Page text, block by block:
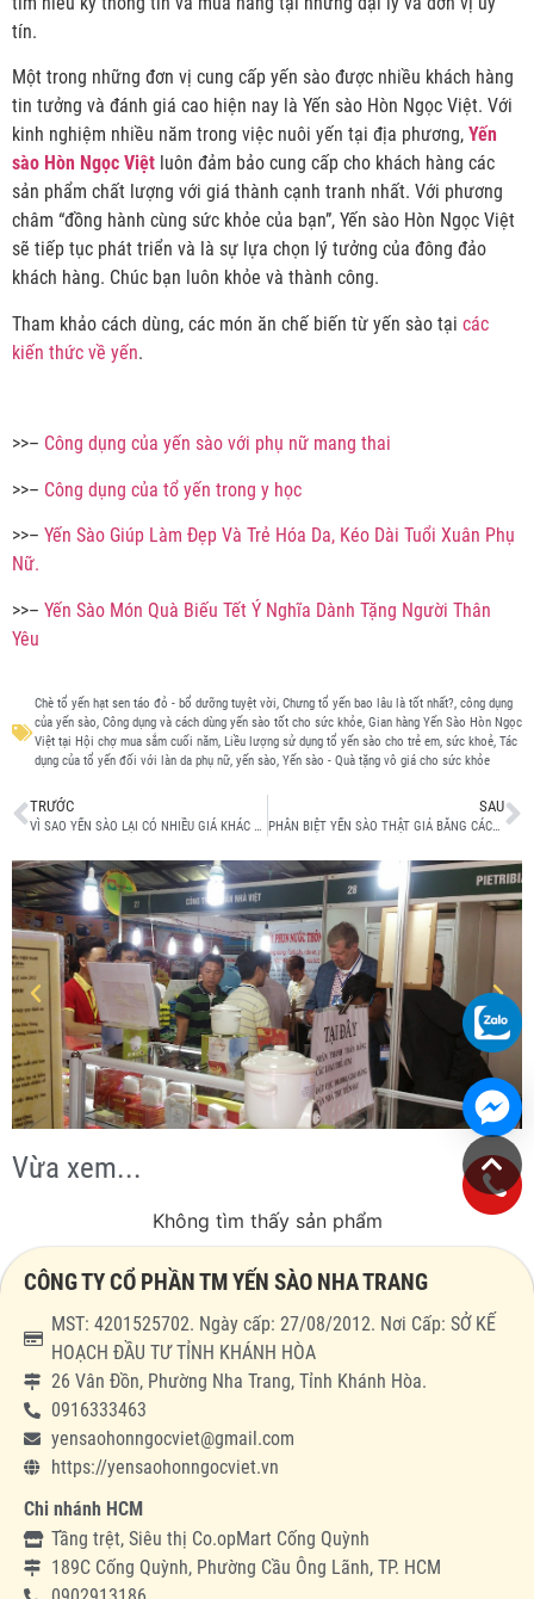
tín.
Một trong những đơn vị cung cấp yến sào được nhiều khách hàng
tin tưởng và đánh giá cao hiện nay là Yến sào Hòn Ngọc Việt. Với
kinh nghiệm nhiều năm trong việc nuôi yến tại địa phương, Yến
sào Hòn Ngọc Việt luôn đảm bảo cung cấp cho khách hàng các
sản phẩm chất lượng với giá thành cạnh tranh nhất. Với phương
châm “đồng hành cùng sức khỏe của bạn”, Yến sào Hòn Ngọc Việt
sẽ tiếp tục phát triển và là sự lựa chọn lý tưởng của đông đảo
khách hàng. Chúc bạn luôn khỏe và thành công.
Tham khảo cách dùng, các món ăn chế biến từ yến sào tại các
kiến thức về yến.
>>– Công dụng của yến sào với phụ nữ mang thai
>>– Công dụng của tổ yến trong y học
>>– Yến Sào Giúp Làm Đẹp Và Trẻ Hóa Da, Kéo Dài Tuổi Xuân Phụ
Nữ.
>>– Yến Sào Món Quà Biếu Tết Ý Nghĩa Dành Tặng Người Thân
Yêu
Chè tổ yến hạt sen táo đỏ - bổ dưỡng tuyệt vời, Chưng tổ yến bao lâu là tốt nhất?, công dụng
của yến sào, Công dụng và cách dùng yến sào tốt cho sức khỏe, Gian hàng Yến Sào Hòn Ngọc
Việt tại Hội chợ mua sắm cuối năm, Liều lượng sử dụng tổ yến sào cho trẻ em, sức khoẻ, Tác
dụng của tổ yến đối với làn da phụ nữ, yến sào, Yến sào - Quà tặng vô giá cho sức khỏe
TRƯỚC
VÌ SAO YẾN SÀO LẠI CÓ NHIỀU GIÁ KHÁC NHAU?
SAU
PHÂN BIỆT YẾN SÀO THẬT GIẢ BẰNG CÁCH NÀO?
Vừa xem...
Không tìm thấy sản phẩm
CÔNG TY CỔ PHẦN TM YẾN SÀO NHA TRANG
MST: 4201525702. Ngày cấp: 27/08/2012. Nơi Cấp: SỞ KẾ
HOẠCH ĐẦU TƯ TỈNH KHÁNH HÒA
26 Vân Đồn, Phường Nha Trang, Tỉnh Khánh Hòa.
0916333463
yensaohonngocviet@gmail.com
https://yensaohonngocviet.vn
Chi nhánh HCM
Tầng trệt, Siêu thị Co.opMart Cống Quỳnh
189C Cống Quỳnh, Phường Cầu Ông Lãnh, TP. HCM